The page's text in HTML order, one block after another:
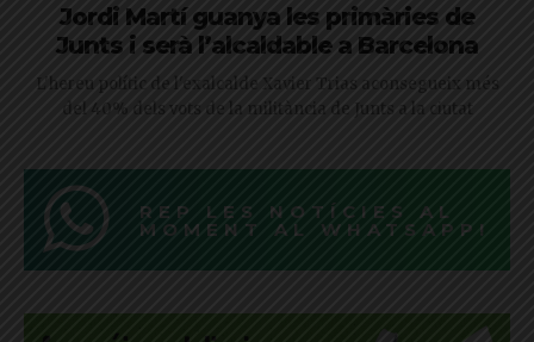
Jordi Martí guanya les primàries de
Junts i serà l’alcaldable a Barcelona
L'hereu polític de l'exalcalde Xavier Trias aconsegueix més
del 40% dels vots de la militància de Junts a la ciutat
REP LES NOTÍCIES AL
MOMENT AL WHATSAPP!